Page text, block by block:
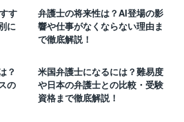
す
に
弁護士の将来性は？AI登場の影
響や仕事がなくならない理由ま
で徹底解説！
？
の
米国弁護士になるには？難易度
や日本の弁護士との比較・受験
資格まで徹底解説！